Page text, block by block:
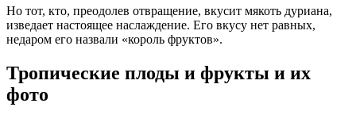
Но тот, кто, преодолев отвращение, вкусит мякоть дуриана,
изведает настоящее наслаждение. Его вкусу нет равных,
недаром его назвали «король фруктов».
Тропические плоды и фрукты и их
фото